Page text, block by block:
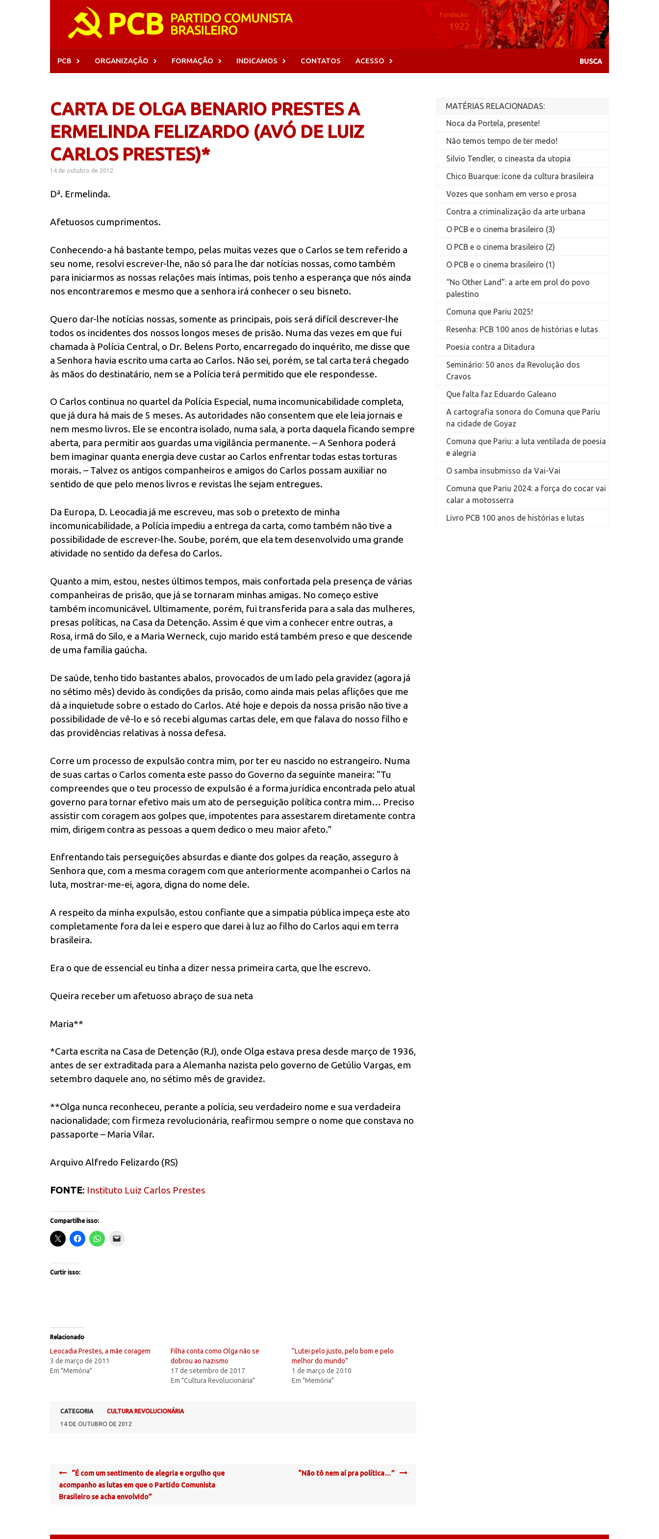
PCB ORGANIZAÇÃO FORMAÇÃO INDICAMOS CONTATOS ACESSO
CARTA DE OLGA BENARIO PRESTES A
ERMELINDA FELIZARDO (AVÓ DE LUIZ
CARLOS PRESTES)*
14 de outubro de 2012
Dª. Ermelinda.
Afetuosos cumprimentos.
Conhecendo-a há bastante tempo, pelas muitas vezes que o Carlos se tem referido a
seu nome, resolvi escrever-lhe, não só para lhe dar notícias nossas, como também
para iniciarmos as nossas relações mais íntimas, pois tenho a esperança que nós ainda
nos encontraremos e mesmo que a senhora irá conhecer o seu bisneto.
Quero dar-lhe notícias nossas, somente as principais, pois será difícil descrever-lhe
todos os incidentes dos nossos longos meses de prisão. Numa das vezes em que fui
chamada à Polícia Central, o Dr. Belens Porto, encarregado do inquérito, me disse que
a Senhora havia escrito uma carta ao Carlos. Não sei, porém, se tal carta terá chegado
às mãos do destinatário, nem se a Polícia terá permitido que ele respondesse.
O Carlos continua no quartel da Polícia Especial, numa incomunicabilidade completa,
que já dura há mais de 5 meses. As autoridades não consentem que ele leia jornais e
nem mesmo livros. Ele se encontra isolado, numa sala, a porta daquela ficando sempre
aberta, para permitir aos guardas uma vigilância permanente. – A Senhora poderá
bem imaginar quanta energia deve custar ao Carlos enfrentar todas estas torturas
morais. – Talvez os antigos companheiros e amigos do Carlos possam auxiliar no
sentido de que pelo menos livros e revistas lhe sejam entregues.
Da Europa, D. Leocadia já me escreveu, mas sob o pretexto de minha
incomunicabilidade, a Polícia impediu a entrega da carta, como também não tive a
possibilidade de escrever-lhe. Soube, porém, que ela tem desenvolvido uma grande
atividade no sentido da defesa do Carlos.
Quanto a mim, estou, nestes últimos tempos, mais confortada pela presença de várias
companheiras de prisão, que já se tornaram minhas amigas. No começo estive
também incomunicável. Ultimamente, porém, fui transferida para a sala das mulheres,
presas políticas, na Casa da Detenção. Assim é que vim a conhecer entre outras, a
Rosa, irmã do Silo, e a Maria Werneck, cujo marido está também preso e que descende
de uma família gaúcha.
De saúde, tenho tido bastantes abalos, provocados de um lado pela gravidez (agora já
no sétimo mês) devido às condições da prisão, como ainda mais pelas aflições que me
dá a inquietude sobre o estado do Carlos. Até hoje e depois da nossa prisão não tive a
possibilidade de vê-lo e só recebi algumas cartas dele, em que falava do nosso filho e
das providências relativas à nossa defesa.
Corre um processo de expulsão contra mim, por ter eu nascido no estrangeiro. Numa
de suas cartas o Carlos comenta este passo do Governo da seguinte maneira: “Tu
compreendes que o teu processo de expulsão é a forma jurídica encontrada pelo atual
governo para tornar efetivo mais um ato de perseguição política contra mim… Preciso
assistir com coragem aos golpes que, impotentes para assestarem diretamente contra
mim, dirigem contra as pessoas a quem dedico o meu maior afeto.”
Enfrentando tais perseguições absurdas e diante dos golpes da reação, asseguro à
Senhora que, com a mesma coragem com que anteriormente acompanhei o Carlos na
luta, mostrar-me-ei, agora, digna do nome dele.
A respeito da minha expulsão, estou confiante que a simpatia pública impeça este ato
completamente fora da lei e espero que darei à luz ao filho do Carlos aqui em terra
brasileira.
Era o que de essencial eu tinha a dizer nessa primeira carta, que lhe escrevo.
Queira receber um afetuoso abraço de sua neta
Maria**
*Carta escrita na Casa de Detenção (RJ), onde Olga estava presa desde março de 1936,
antes de ser extraditada para a Alemanha nazista pelo governo de Getúlio Vargas, em
setembro daquele ano, no sétimo mês de gravidez.
**Olga nunca reconheceu, perante a polícia, seu verdadeiro nome e sua verdadeira
nacionalidade; com firmeza revolucionária, reafirmou sempre o nome que constava no
passaporte – Maria Vilar.
Arquivo Alfredo Felizardo (RS)
FONTE: Instituto Luiz Carlos Prestes
Compartilhe isso:
Curtir isso:
Relacionado
Leocadia Prestes, a mãe coragem
3 de março de 2011
Em "Memória"
Filha conta como Olga não se
dobrou ao nazismo
17 de setembro de 2017
Em "Cultura Revolucionária"
“Lutei pelo justo, pelo bom e pelo
melhor do mundo”
1 de março de 2010
Em "Memória"
CATEGORIA
CULTURA REVOLUCIONÁRIA
14 DE OUTUBRO DE 2012
Post
navigation
“É com um sentimento de alegria e orgulho que
acompanho as lutas em que o Partido Comunista
Brasileiro se acha envolvido”
“Não tô nem aí pra política…”
MATÉRIAS RELACIONADAS:
Noca da Portela, presente!
Não temos tempo de ter medo!
Silvio Tendler, o cineasta da utopia
Chico Buarque: ícone da cultura brasileira
Vozes que sonham em verso e prosa
Contra a criminalização da arte urbana
O PCB e o cinema brasileiro (3)
O PCB e o cinema brasileiro (2)
O PCB e o cinema brasileiro (1)
“No Other Land”: a arte em prol do povo
palestino
Comuna que Pariu 2025!
Resenha: PCB 100 anos de histórias e lutas
Poesia contra a Ditadura
Seminário: 50 anos da Revolução dos
Cravos
Que falta faz Eduardo Galeano
A cartografia sonora do Comuna que Pariu
na cidade de Goyaz
Comuna que Pariu: a luta ventilada de poesia
e alegria
O samba insubmisso da Vai-Vai
Comuna que Pariu 2024: a força do cocar vai
calar a motosserra
Livro PCB 100 anos de histórias e lutas